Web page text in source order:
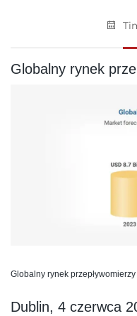
Globalny rynek
Globalny rynek przepływomierzy
Dublin, 4 czerwca